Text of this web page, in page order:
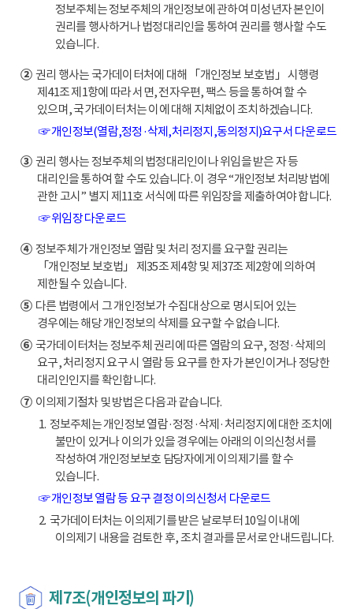
정보주체는 정보주체의 개인정보에 관하여 미성년자 본인이
권리를 행사하거나 법정대리인을 통하여 권리를 행사할 수도
있습니다.
②권리 행사는 국가데이터처에 대해 「개인정보 보호법」 시행령
제41조 제1항에 따라 서면, 전자우편, 팩스 등을 통하여 할 수
있으며, 국가데이터처는 이에 대해 지체없이 조치하겠습니다.
☞ 개인정보(열람,정정·삭제,처리정지,동의정지)요구서 다운로드
③권리 행사는 정보주체의 법정대리인이나 위임을 받은 자 등
대리인을 통하여 할 수도 있습니다. 이 경우 “개인정보 처리방법에
관한 고시” 별지 제11호 서식에 따른 위임장을 제출하여야 합니다.
☞ 위임장 다운로드
④정보주체가 개인정보 열람 및 처리 정지를 요구할 권리는
「개인정보 보호법」 제35조 제4항 및 제37조 제2항에 의하여
제한될 수 있습니다.
⑤다른 법령에서 그 개인정보가 수집대상으로 명시되어 있는
경우에는 해당 개인정보의 삭제를 요구할 수 없습니다.
⑥국가데이터처는 정보주체 권리에 따른 열람의 요구, 정정·삭제의
요구, 처리정지 요구 시 열람 등 요구를 한 자가 본인이거나 정당한
대리인인지를 확인합니다.
⑦이의제기절차 및 방법은 다음과 같습니다.
1. 정보주체는 개인정보 열람·정정·삭제·처리정지에 대한 조치에
불만이 있거나 이의가 있을 경우에는 아래의 이의신청서를
작성하여 개인정보보호 담당자에게 이의제기를 할 수
있습니다.
☞ 개인정보 열람 등 요구 결정 이의신청서 다운로드
2. 국가데이터처는 이의제기를 받은 날로부터 10일 이내에
이의제기 내용을 검토한 후, 조치 결과를 문서로 안내드립니다.
제7조(개인정보의 파기)